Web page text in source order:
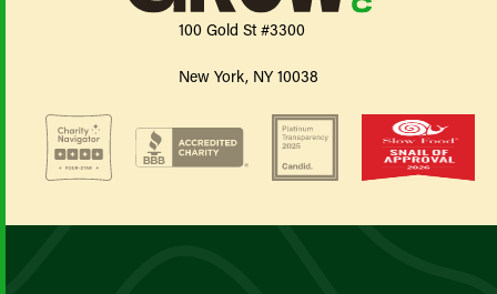
100 Gold St #3300
New York, NY 10038